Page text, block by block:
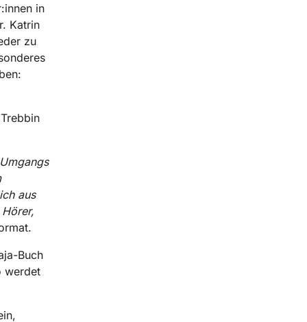
in
Katrin
zu
aus
Buch
werdet